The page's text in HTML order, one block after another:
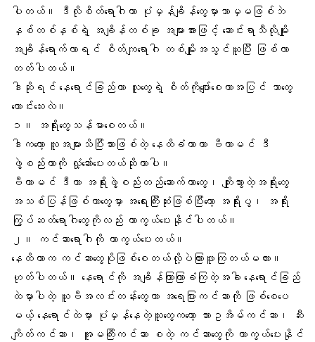
ပါတယ်။ ဒီလိုစိတ်ရောဂါဟာ ပုံမှန်ချိန်တွေမှာဘာမှမဖြစ်ဘဲ
နှစ်တစ်နှစ်ရဲ့ အချိန်တစ်ခု အများအားဖြင့် ဆောင်းရာသီလိုမျိုး
အချိန်ရောက်လာရင် စိတ်ကျရောဂါ တစ်မျိုးအသွင်ယူပြီး ဖြစ်လာ
တတ်ပါတယ်။
ဒါဆိုရင် နေရောင်ခြည်ဟာ လူတွေရဲ့ စိတ်ကိုပျော်စေတာအပြင် ဘာတွေ
ကောင်းသေးလဲ။
၁။ အရိုးတွေသန်မာစေတယ်။
ဒါကတော့ လူအများသိပြီးသားဖြစ်တဲ့ နေထိခံတာဟာ ဗီတာမင် ဒီ
ဖွဲ့စည်းတာကို လှုံ့ဆော်ပေးတယ်ဆိုတာပါ။
ဗီတာမင် ဒီဟာ အရိုးဖွဲ့စည်းတည်ဆောက် တာတွေ၊ ကျိုးသွားတဲ့ အရိုးတွေ
အသစ်ပြန်ဖြစ် တာတွေမှာ အရေးကြီးဆုံးဖြစ်ပြီးတော့ အရိုးပွ ၊ အရိုး
ကြွပ်ဆတ်ရောဂါတွေကိုလည်း ကာကွယ်ပေးနိုင်ပါတယ်။
၂။
ကင်ဆာရောဂါ ကို ကာကွယ်ပေးတယ်။
နေထိတာက ကင်ဆာတွေပိုဖြစ်စေတယ်လို့ပဲကြားဖူးကြတယ်မလား။
ဟုတ်ပါတယ်။ နေရောင်ကို အချိန်ကြာကြာခံကြတဲ့အခါ နေရောင်ခြည်
ထဲမှာပါတဲ့ ယူဗီအလင်းတန်းတွေဟာ အရေပြားကင်ဆာကို ဖြစ်စေပေ
မယ့် နေရောင်ထဲမှာ ပုံမှန်နေတဲ့သူတွေကတော့ သားဥအိမ်ကင်ဆာ၊
ဆီး
ကျိတ်ကင်ဆာ ၊ အူမကြီးကင်ဆာစတဲ့ ကင်ဆာတွေကို ကာကွယ်ပေးနိုင်